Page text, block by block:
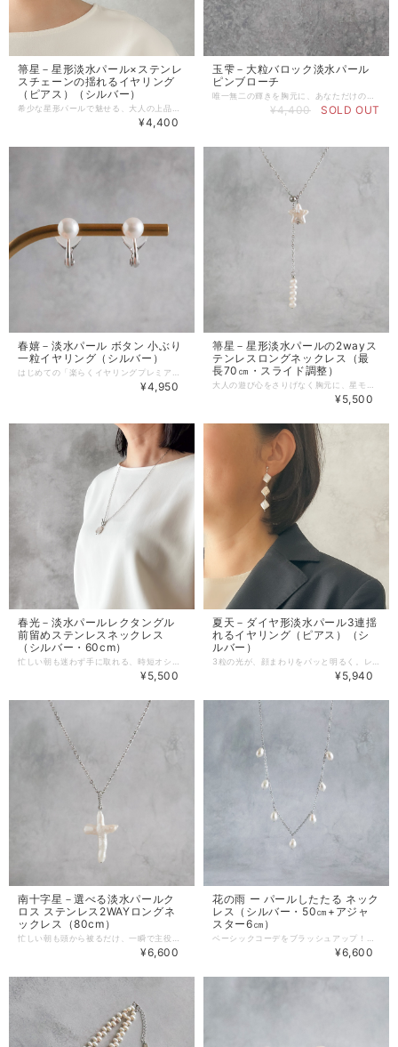
箒星－星形淡水パール×ステンレ
スチェーンの揺れるイヤリング
（ピアス）（シルバー）
¥4,400
玉雫－大粒バロック淡水パール
ピンブローチ
¥4,400 SOLD OUT
春嬉－淡水パール ボタン 小ぶり
一粒イヤリング（シルバー）
¥4,950
箒星－星形淡水パールの2wayス
テンレスロングネックレス（最
長70㎝・スライド調整）
¥5,500
春光－淡水パールレクタングル
前留めステンレスネックレス
（シルバー・60cm）
¥5,500
夏天－ダイヤ形淡水パール3連揺
れるイヤリング（ピアス）（シ
ルバー）
¥5,940
南十字星－選べる淡水パールク
ロス ステンレス2WAYロングネ
ックレス（80cm）
¥6,600
花の雨 ー パールしたたる ネック
レス（シルバー・50㎝+アジャ
スター6㎝）
¥6,600